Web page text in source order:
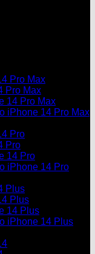
Pro Max
Pro Max
14 Pro Max
iPhone 14 Pro Max
Pro
Pro
14 Pro
iPhone 14 Pro
Plus
Plus
14 Plus
iPhone 14 Plus